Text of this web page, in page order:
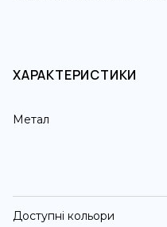
ХАРАКТЕРИСТИКИ
Метал
Доступні кольори